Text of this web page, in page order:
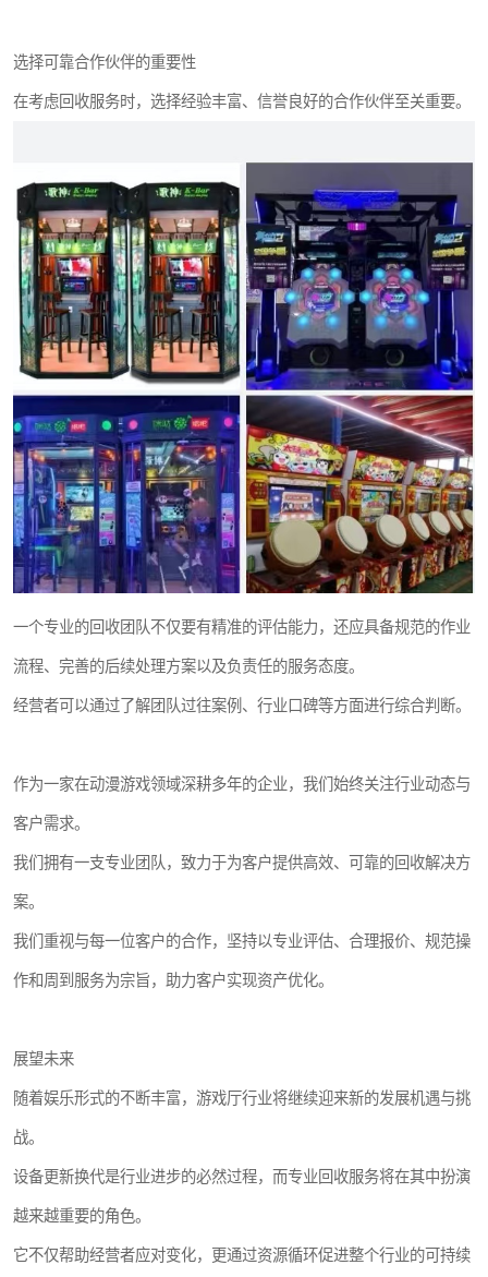
选择可靠合作伙伴的重要性
在考虑回收服务时，选择经验丰富、信誉良好的合作伙伴至关重要。
一个专业的回收团队不仅要有精准的评估能力，还应具备规范的作业
流程、完善的后续处理方案以及负责任的服务态度。
经营者可以通过了解团队过往案例、行业口碑等方面进行综合判断。
作为一家在动漫游戏领域深耕多年的企业，我们始终关注行业动态与
客户需求。
我们拥有一支专业团队，致力于为客户提供高效、可靠的回收解决方
案。
我们重视与每一位客户的合作，坚持以专业评估、合理报价、规范操
作和周到服务为宗旨，助力客户实现资产优化。
展望未来
随着娱乐形式的不断丰富，游戏厅行业将继续迎来新的发展机遇与挑
战。
设备更新换代是行业进步的必然过程，而专业回收服务将在其中扮演
越来越重要的角色。
它不仅帮助经营者应对变化，更通过资源循环促进整个行业的可持续